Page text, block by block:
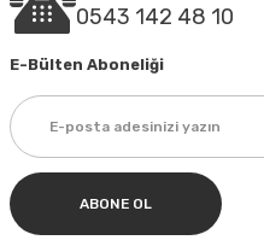
0543 142 48 10
E-Bülten Aboneliği
ABONE OL